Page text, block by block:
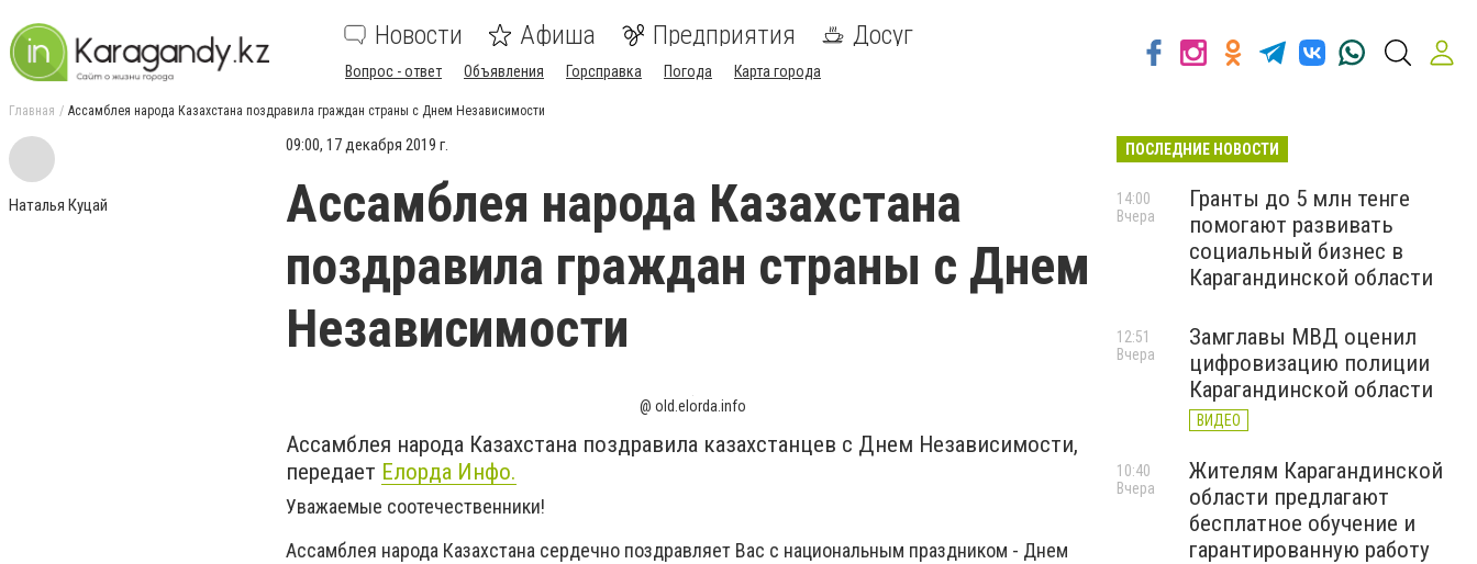
Новости Афиша Предприятия Досуг
Вопрос - ответ Объявления Горсправка Погода Карта города
Главная Ассамблея народа Казахстана поздравила граждан страны с Днем Независимости
Наталья Куцай
09:00, 17 декабря 2019 г.
Ассамблея народа Казахстана
поздравила граждан страны с Днем
Независимости
@ old.elorda.info
Ассамблея народа Казахстана поздравила казахстанцев с Днем Независимости,
передает Елорда Инфо.
Уважаемые соотечественники!
Ассамблея народа Казахстана сердечно поздравляет Вас с национальным праздником - Днем
ПОСЛЕДНИЕ НОВОСТИ
Гранты до 5 млн тенге
помогают развивать
социальный бизнес в
Карагандинской области
14:00
Вчера
Замглавы МВД оценил
цифровизацию полиции
Карагандинской области
ВИДЕО
12:51
Вчера
Жителям Карагандинской
области предлагают
бесплатное обучение и
гарантированную работу
10:40
Вчера